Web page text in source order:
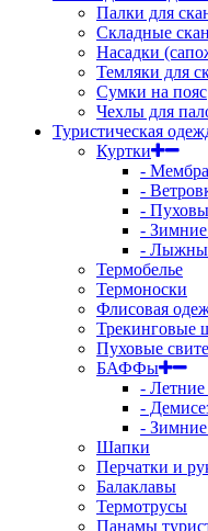
Палки для
Складные
Насадки
Темляки для
Сумки на пояс
Чехлы для
Туристическая
Куртки
-
-
-
-
-
Термобелье
Термоноски
Флисовая
Трекинговые
Пуховые
БАФФы
-
-
-
Шапки
Перчатки и
Балаклавы
Термотрусы
Панамы